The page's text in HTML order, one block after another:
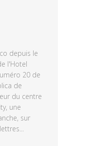
depuis le
l'Hotel
20 de
de
du centre
une
sur